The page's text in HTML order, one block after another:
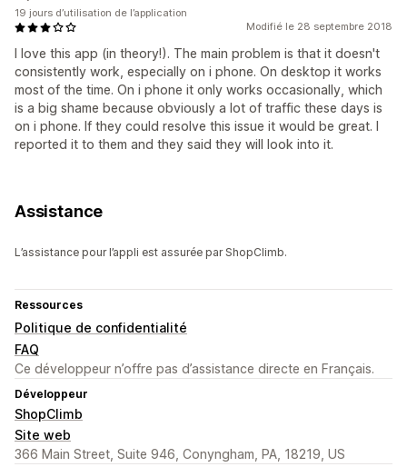
Modifié le 28 septembre 2018
I love this app (in theory!). The main problem is that it doesn't
consistently work, especially on i phone. On desktop it works
most of the time. On i phone it only works occasionally, which
is a big shame because obviously a lot of traffic these days is
on i phone. If they could resolve this issue it would be great. I
reported it to them and they said they will look into it.
19 jours d’utilisation de l’application
Assistance
L’assistance pour l’appli est assurée par ShopClimb.
Ressources
Politique de confidentialité
FAQ
Ce développeur n’offre pas d’assistance directe en Français.
Développeur
ShopClimb
Site web
366 Main Street, Suite 946, Conyngham, PA, 18219, US